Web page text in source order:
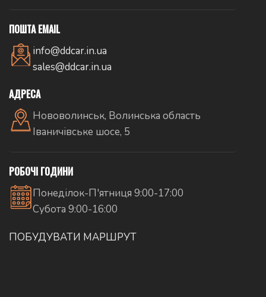
ПОШТА EMAIL
info@ddcar.in.ua
sales@ddcar.in.ua
АДРЕСА
Нововолинськ, Волинська область
Іваничівське шосе, 5
РОБОЧІ ГОДИНИ
Понеділок-П'ятниця 9:00-17:00
Субота 9:00-16:00
ПОБУДУВАТИ МАРШРУТ